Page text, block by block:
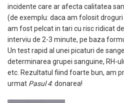
incidente care ar afecta calitatea
(de exemplu: daca am folosit
am fost pelcat in tari cu risc ridicat
interviu de 2-3 minute, pe baza
Un test rapid al unei picaturi de
determinarea grupei sanguine, RH-
etc. Rezultatul fiind foarte bun, am
urmat Pasul 4: donarea!